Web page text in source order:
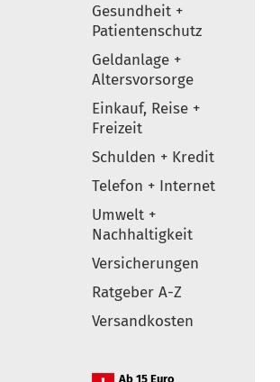
Gesundheit +
Patientenschutz
Geldanlage +
Altersvorsorge
Einkauf, Reise +
Freizeit
Schulden + Kredit
Telefon + Internet
Umwelt +
Nachhaltigkeit
Versicherungen
Ratgeber A-Z
Versandkosten
Ab 15 Euro